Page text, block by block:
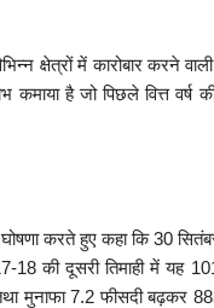
क्षेत्रों में कारोबार करने
कमाया है जो पिछले वित्त
करते हुए कहा कि 30
की दूसरी तिमाही में यह
मुनाफा 7.2 फीसदी बढ़कर